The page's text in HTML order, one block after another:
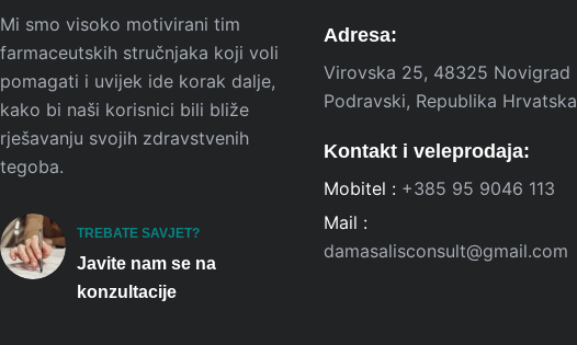
Mi smo visoko motivirani tim
farmaceutskih stručnjaka koji voli
pomagati i uvijek ide korak dalje,
kako bi naši korisnici bili bliže
rješavanju svojih zdravstvenih
tegoba.
TREBATE SAVJET?
Javite nam se na
konzultacije
Adresa:
Virovska 25, 48325 Novigrad
Podravski, Republika Hrvatska
Kontakt i veleprodaja:
Mobitel : +385 95 9046 113
Mail :
damasalisconsult@gmail.com